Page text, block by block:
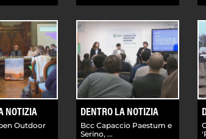
NOTIZIA
Outdoor
DENTRO LA NOTIZIA
Bcc Capaccio Paestum e
Serino, ...